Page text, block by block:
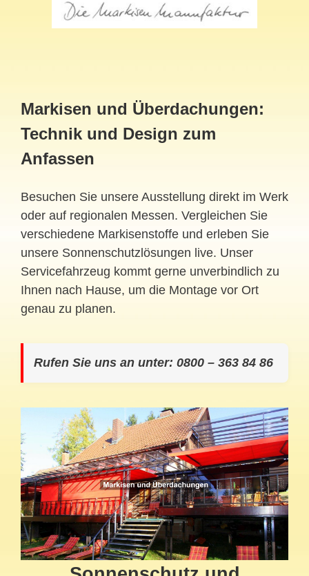
Markisen und Überdachungen:
Technik und Design zum
Anfassen
Besuchen Sie unsere Ausstellung direkt im Werk
oder auf regionalen Messen. Vergleichen Sie
verschiedene Markisenstoffe und erleben Sie
unsere Sonnenschutzlösungen live. Unser
Servicefahrzeug kommt gerne unverbindlich zu
Ihnen nach Hause, um die Montage vor Ort
genau zu planen.
Rufen Sie uns an unter: 0800 – 363 84 86